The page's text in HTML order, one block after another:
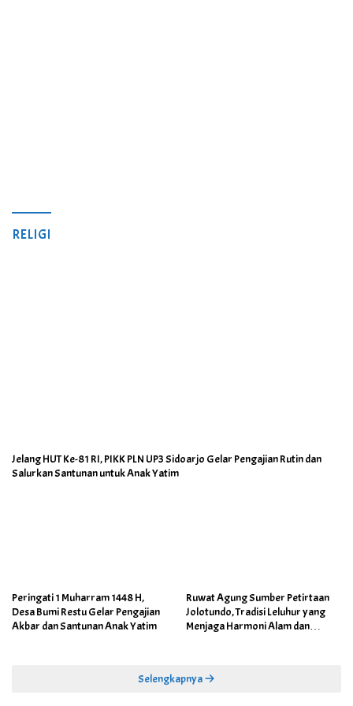
RELIGI
Jelang HUT Ke-81 RI, PIKK PLN UP3 Sidoarjo Gelar Pengajian Rutin dan
Salurkan Santunan untuk Anak Yatim
Peringati 1 Muharram 1448 H,
Desa Bumi Restu Gelar Pengajian
Akbar dan Santunan Anak Yatim
Ruwat Agung Sumber Petirtaan
Jolotundo, Tradisi Leluhur yang
Menjaga Harmoni Alam dan
Selengkapnya